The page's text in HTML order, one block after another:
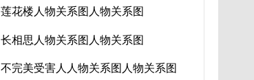
莲花楼人物关系图人物关系图
长相思人物关系图人物关系图
不完美受害人人物关系图人物关系图